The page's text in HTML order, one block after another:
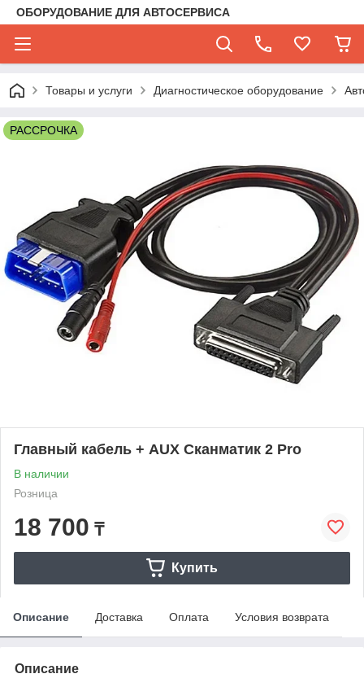
ОБОРУДОВАНИЕ ДЛЯ АВТОСЕРВИСА
Товары и услуги Диагностическое оборудование
РАССРОЧКА
Главный кабель + AUX Сканматик 2 Pro
В наличии
Розница
18 700 ₸
Купить
Описание Доставка Оплата Условия возврата
Описание